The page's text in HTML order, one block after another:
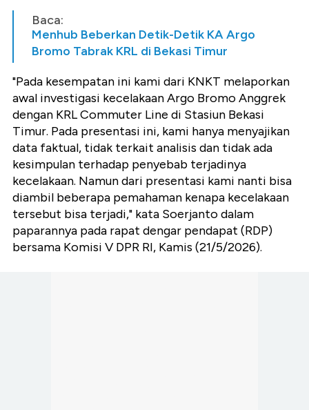
Baca:
Menhub Beberkan Detik-Detik KA Argo
Bromo Tabrak KRL di Bekasi Timur
"Pada kesempatan ini kami dari KNKT melaporkan
awal investigasi kecelakaan Argo Bromo Anggrek
dengan KRL Commuter Line di Stasiun Bekasi
Timur. Pada presentasi ini, kami hanya menyajikan
data faktual, tidak terkait analisis dan tidak ada
kesimpulan terhadap penyebab terjadinya
kecelakaan. Namun dari presentasi kami nanti bisa
diambil beberapa pemahaman kenapa kecelakaan
tersebut bisa terjadi," kata Soerjanto dalam
paparannya pada rapat dengar pendapat (RDP)
bersama Komisi V DPR RI, Kamis (21/5/2026).